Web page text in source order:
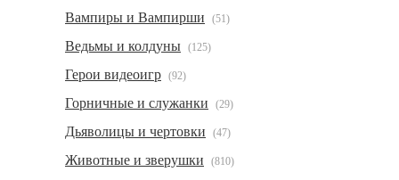
Вампиры и Вампирши (51)
Ведьмы и колдуны (125)
Герои видеоигр (92)
Горничные и служанки (29)
Дьяволицы и чертовки (47)
Животные и зверушки (810)